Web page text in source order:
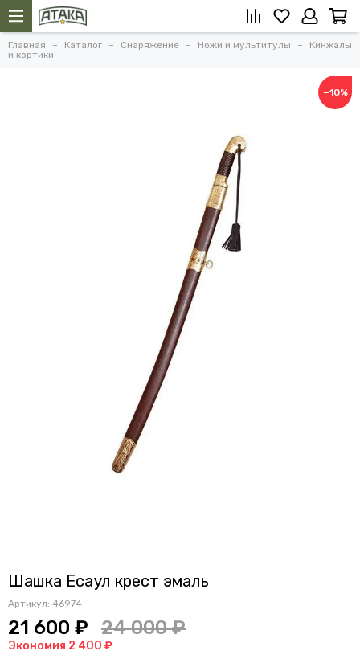
Главная Каталог Снаряжение Ножи и мультитулы
Кинжалы
и кортики
−10%
Шашка Есаул крест эмаль
Артикул: 46974
21 600 ₽ 24 000 ₽
Экономия 2 400 ₽